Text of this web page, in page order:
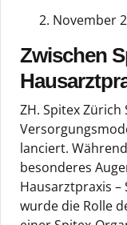
2. November
Zwischen
ZH. Spitex
lanciert.
besonderes
Hausarztpraxis –
wurde die Rolle